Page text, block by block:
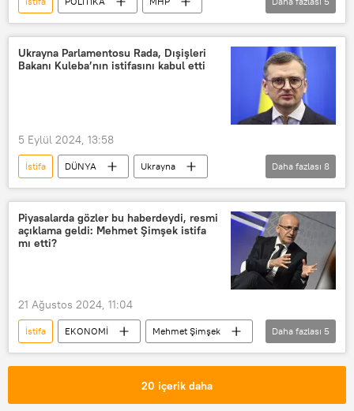
Milliyetçi Hareket Partisi (MHP)
Murat Nuri Demirbaş
istifa
Devlet Bahçeli
Sağlık
Ukrayna Parlamentosu Rada, Dışişleri
Bakanı Kuleba’nın istifasını kabul etti
5 Eylül 2024, 13:58
İstifa DÜNYA
Ukrayna
Ukrayna parlamentosu
Verhovna Rada
Yüksek Rada
Rada
Vladimir Zelenskiy
Daha fazlası 8
Piyasalarda gözler bu haberdeydi, resmi
açıklama geldi: Mehmet Şimşek istifa
mı etti?
21 Ağustos 2024, 11:04
İstifa EKONOMİ
Mehmet Şimşek
istifa
Kriz
Hazine ve Maliye Bakanı
Daha fazlası 5
20 içerik daha